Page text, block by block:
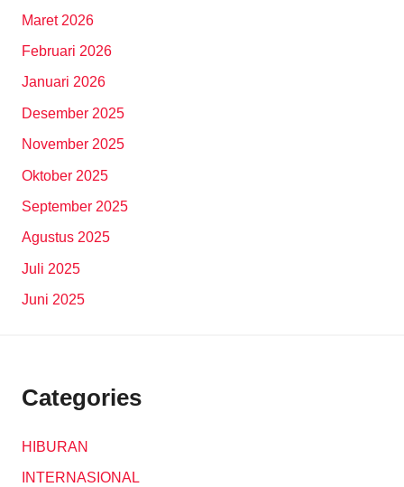
Maret 2026
Februari 2026
Januari 2026
Desember 2025
November 2025
Oktober 2025
September 2025
Agustus 2025
Juli 2025
Juni 2025
Categories
HIBURAN
INTERNASIONAL